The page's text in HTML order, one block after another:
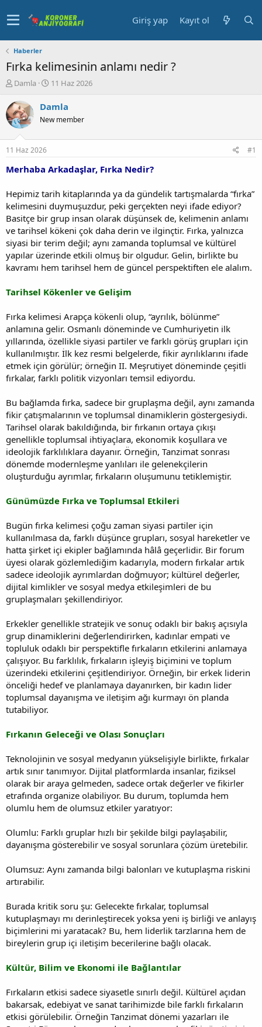
Giriş yap Kayıt ol
Haberler
Fırka kelimesinin anlamı nedir ?
K
n
u
y
b
a
ş
t
a
n
Damla
B
ş
a
ç
r
i
h
i
11 Haz 2026
Damla
New member
11 Haz 2026 #1
Merhaba Arkadaşlar, Fırka Nedir?
Hepimiz tarih kitaplarında ya da gündelik tartışmalarda “fırka”
kelimesini duymuşuzdur, peki gerçekten neyi ifade ediyor?
Basitçe bir grup insan olarak düşünsek de, kelimenin anlamı
ve tarihsel kökeni çok daha derin ve ilginçtir. Fırka, yalnızca
siyasi bir terim değil; aynı zamanda toplumsal ve kültürel
yapılar üzerinde etkili olmuş bir olgudur. Gelin, birlikte bu
kavramı hem tarihsel hem de güncel perspektiften ele alalım.
Tarihsel Kökenler ve Gelişim
Fırka kelimesi Arapça kökenli olup, “ayrılık, bölünme”
anlamına gelir. Osmanlı döneminde ve Cumhuriyetin ilk
yıllarında, özellikle siyasi partiler ve farklı görüş grupları için
kullanılmıştır. İlk kez resmi belgelerde, fikir ayrılıklarını ifade
etmek için görülür; örneğin II. Meşrutiyet döneminde çeşitli
fırkalar, farklı politik vizyonları temsil ediyordu.
Bu bağlamda fırka, sadece bir gruplaşma değil, aynı zamanda
fikir çatışmalarının ve toplumsal dinamiklerin göstergesiydi.
Tarihsel olarak bakıldığında, bir fırkanın ortaya çıkışı
genellikle toplumsal ihtiyaçlara, ekonomik koşullara ve
ideolojik farklılıklara dayanır. Örneğin, Tanzimat sonrası
dönemde modernleşme yanlıları ile gelenekçilerin
oluşturduğu ayrımlar, fırkaların oluşumunu tetiklemiştir.
Günümüzde Fırka ve Toplumsal Etkileri
Bugün fırka kelimesi çoğu zaman siyasi partiler için
kullanılmasa da, farklı düşünce grupları, sosyal hareketler ve
hatta şirket içi ekipler bağlamında hâlâ geçerlidir. Bir forum
üyesi olarak gözlemlediğim kadarıyla, modern fırkalar artık
sadece ideolojik ayrımlardan doğmuyor; kültürel değerler,
dijital kimlikler ve sosyal medya etkileşimleri de bu
gruplaşmaları şekillendiriyor.
Erkekler genellikle stratejik ve sonuç odaklı bir bakış açısıyla
grup dinamiklerini değerlendirirken, kadınlar empati ve
topluluk odaklı bir perspektifle fırkaların etkilerini anlamaya
çalışıyor. Bu farklılık, fırkaların işleyiş biçimini ve toplum
üzerindeki etkilerini çeşitlendiriyor. Örneğin, bir erkek liderin
önceliği hedef ve planlamaya dayanırken, bir kadın lider
toplumsal dayanışma ve iletişim ağı kurmayı ön planda
tutabiliyor.
Fırkanın Geleceği ve Olası Sonuçları
Teknolojinin ve sosyal medyanın yükselişiyle birlikte, fırkalar
artık sınır tanımıyor. Dijital platformlarda insanlar, fiziksel
olarak bir araya gelmeden, sadece ortak değerler ve fikirler
etrafında organize olabiliyor. Bu durum, toplumda hem
olumlu hem de olumsuz etkiler yaratıyor:
Olumlu: Farklı gruplar hızlı bir şekilde bilgi paylaşabilir,
dayanışma gösterebilir ve sosyal sorunlara çözüm üretebilir.
Olumsuz: Aynı zamanda bilgi balonları ve kutuplaşma riskini
artırabilir.
Burada kritik soru şu: Gelecekte fırkalar, toplumsal
kutuplaşmayı mı derinleştirecek yoksa yeni iş birliği ve anlayış
biçimlerini mi yaratacak? Bu, hem liderlik tarzlarına hem de
bireylerin grup içi iletişim becerilerine bağlı olacak.
Kültür, Bilim ve Ekonomi ile Bağlantılar
Fırkaların etkisi sadece siyasetle sınırlı değil. Kültürel açıdan
bakarsak, edebiyat ve sanat tarihimizde bile farklı fırkaların
etkisi görülebilir. Örneğin Tanzimat dönemi yazarları ile